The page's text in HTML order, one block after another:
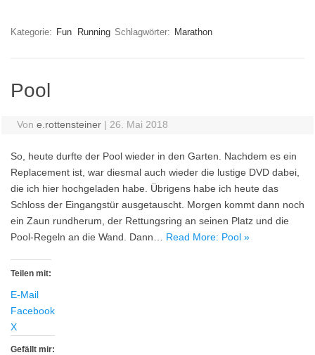
Kategorie: Fun Running Schlagwörter: Marathon
Pool
Vone.rottensteiner | 26. Mai 2018
So, heute durfte der Pool wieder in den Garten. Nachdem es ein
Replacement ist, war diesmal auch wieder die lustige DVD dabei,
die ich hier hochgeladen habe. Übrigens habe ich heute das
Schloss der Eingangstür ausgetauscht. Morgen kommt dann noch
ein Zaun rundherum, der Rettungsring an seinen Platz und die
Pool-Regeln an die Wand. Dann… Read More: Pool »
Teilen mit:
E-Mail
Facebook
X
Gefällt mir: